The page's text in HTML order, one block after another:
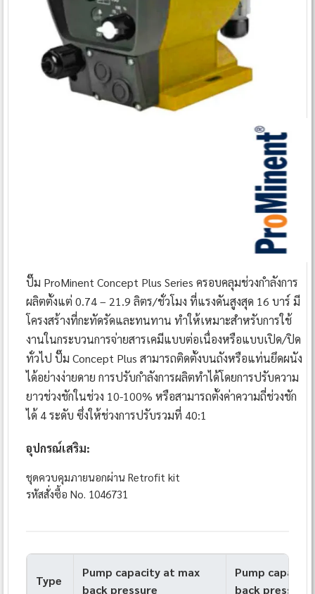
ปั๊ม ProMinent Concept Plus Series ครอบคลุมช่วงกำลังการ
ผลิตตั้งแต่ 0.74 – 21.9 ลิตร/ชั่วโมง ที่แรงดันสูงสุด 16 บาร์ มี
โครงสร้างที่กะทัดรัดและทนทาน ทำให้เหมาะสำหรับการใช้
งานในกระบวนการจ่ายสารเคมีแบบต่อเนื่องหรือแบบเปิด/ปิด
ทั่วไป ปั๊ม Concept Plus สามารถติดตั้งบนถังหรือแท่นยึดผนัง
ได้อย่างง่ายดาย การปรับกำลังการผลิตทำได้โดยการปรับความ
ยาวช่วงชักในช่วง 10-100% หรือสามารถตั้งค่าความถี่ช่วงชัก
ได้ 4 ระดับ ซึ่งให้ช่วงการปรับรวมที่ 40:1
อุปกรณ์เสริม:
ชุดควบคุมภายนอกผ่าน Retrofit kit
รหัสสั่งซื้อ No. 1046731
Type
Pump capacity at max
back pressure
Pump
back pressure